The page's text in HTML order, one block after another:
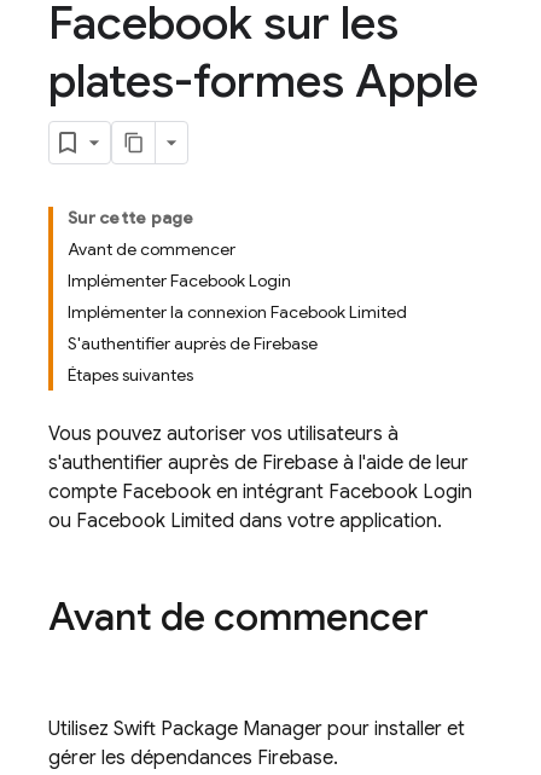
Facebook sur les
plates-formes Apple
Sur cette page
Avant de commencer
Implémenter Facebook Login
Implémenter la connexion Facebook Limited
S'authentifier auprès de Firebase
Étapes suivantes
Vous pouvez autoriser vos utilisateurs à
s'authentifier auprès de Firebase à l'aide de leur
compte Facebook en intégrant Facebook Login
ou Facebook Limited dans votre application.
Avant de commencer
Utilisez Swift Package Manager pour installer et
gérer les dépendances Firebase.